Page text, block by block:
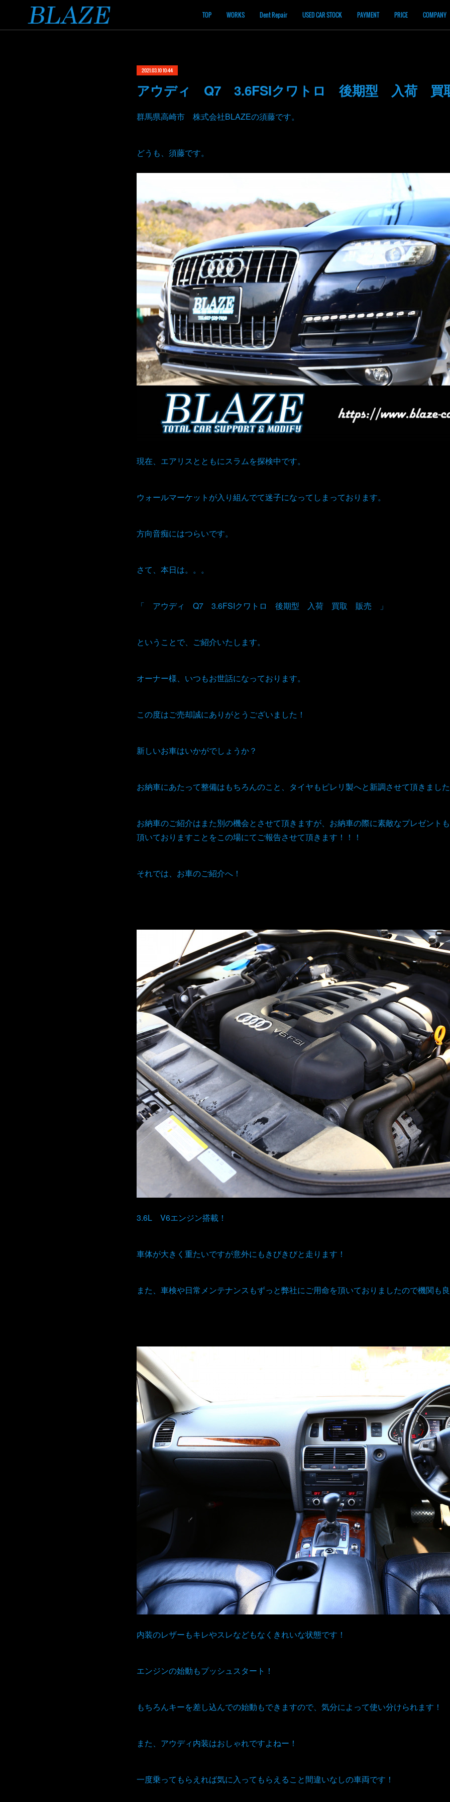
TOP WORKS Dent Repair USED CAR STOCK PAYMENT PRICE COMPANY
2021.03.10 10:44
アウディ Q7 3.6FSIクワトロ 後期型 入荷 買
群馬県高崎市 株式会社BLAZEの須藤です。
どうも、須藤です。
現在、エアリスとともにスラムを探検中です。
ウォールマーケットが入り組んでて迷子になってしまっております。
方向音痴にはつらいです。
さて、本日は。。。
「 アウディ Q7 3.6FSIクワトロ 後期型 入荷 買取 販売 」
ということで、ご紹介いたします。
オーナー様、いつもお世話になっております。
この度はご売却誠にありがとうございました！
新しいお車はいかがでしょうか？
お納車にあたって整備はもちろんのこと、タイヤもピレリ製へと新調させて頂きまし
お納車のご紹介はまた別の機会とさせて頂きますが、お納車の際に素敵なプレゼント
頂いておりますことをこの場にてご報告させて頂きます！！！
それでは、お車のご紹介へ！
3.6L V6エンジン搭載！
車体が大きく重たいですが意外にもきびきびと走ります！
また、車検や日常メンテナンスもずっと弊社にご用命を頂いておりましたので機関も
内装のレザーもキレやスレなどもなくきれいな状態です！
エンジンの始動もプッシュスタート！
もちろんキーを差し込んでの始動もできますので、気分によって使い分けられます！
また、アウディ内装はおしゃれですよねー！
一度乗ってもらえれば気に入ってもらえること間違いなしの車両です！